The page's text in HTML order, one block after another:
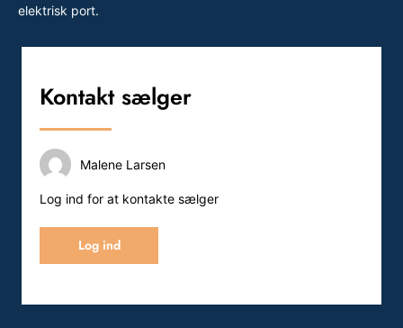
elektrisk port.
Kontakt sælger
Malene Larsen
Log ind for at kontakte sælger
Log ind